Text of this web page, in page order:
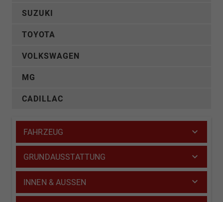
SUZUKI
TOYOTA
VOLKSWAGEN
MG
CADILLAC
FAHRZEUG
GRUNDAUSSTATTUNG
INNEN & AUSSEN